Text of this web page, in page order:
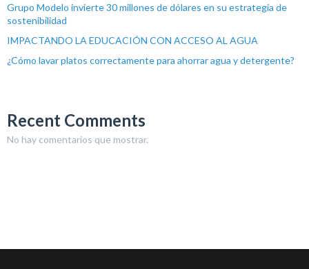
Grupo Modelo invierte 30 millones de dólares en su estrategia de
sostenibilidad
IMPACTANDO LA EDUCACIÓN CON ACCESO AL AGUA
¿Cómo lavar platos correctamente para ahorrar agua y detergente?
Recent Comments
No hay comentarios que mostrar.